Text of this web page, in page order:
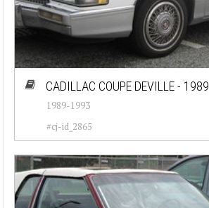
CADILLAC COUPE DEVILLE - 1989
1989-1993
#cj-id_2865